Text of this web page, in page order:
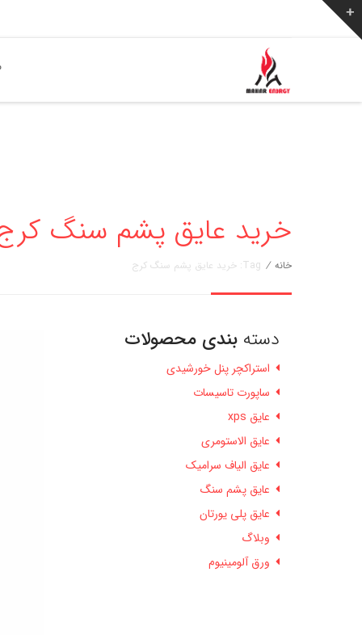
خرید عایق پشم سنگ کرج » مهار
خانه / Tag: خرید عایق پشم سنگ کرج
دسته بندی محصولات
استراکچر پنل خورشیدی
ساپورت تاسیسات
عایق xps
عایق الاستومری
عایق الیاف سرامیک
عایق پشم سنگ
عایق پلی یورتان
وبلاگ
ورق آلومینیوم